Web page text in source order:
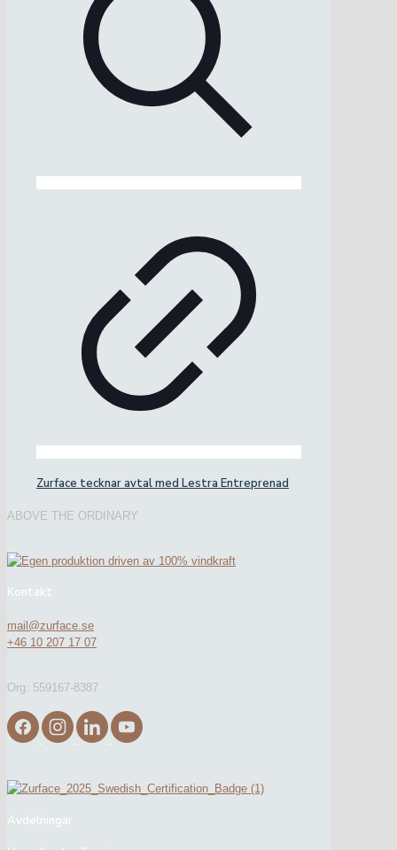
Zurface tecknar avtal med Lestra Entreprenad
ABOVE THE ORDINARY
Kontakt
mail@zurface.se
+46 10 207 17 07
Org: 559167-8387
Avdelningar